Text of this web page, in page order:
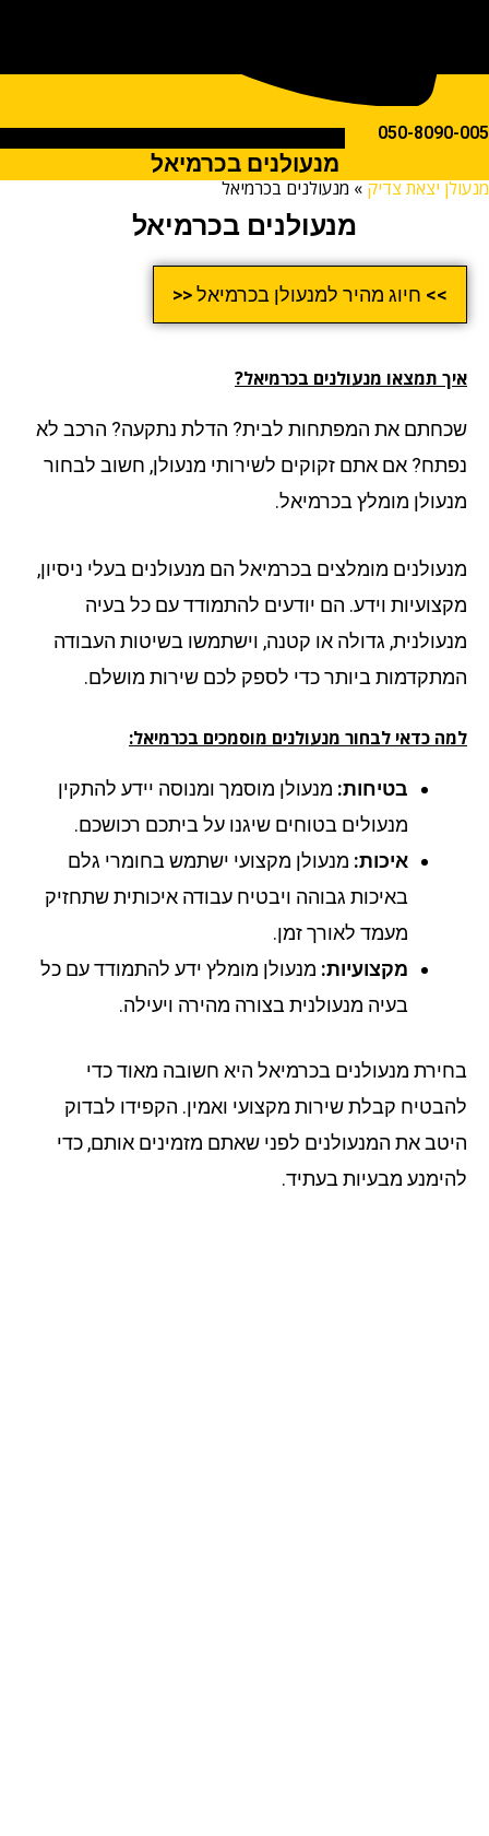
050-
מנעולנים בכרמיאל
יצאת צדיק»מנעולנים בכרמיאל
מנעולנים בכרמיאל
>> חיוג מהיר למנעולן בכרמיאל <<
תמצאו מנעולנים בכרמיאל?
את המפתחות לבית? הדלת נתקעה? הרכב לא
אם אתם זקוקים לשירותי מנעולן, חשוב לבחור
מומלץ בכרמיאל.
מומלצים בכרמיאל הם מנעולנים בעלי ניסיון,
וידע. הם יודעים להתמודד עם כל בעיה
גדולה או קטנה, וישתמשו בשיטות העבודה
ביותר כדי לספק לכם שירות מושלם.
כדאי לבחור מנעולנים מוסמכים בכרמיאל:
בטיחות:מנעולן מוסמך ומנוסה יידע להתקין
מנעולים בטוחים שיגנו על ביתכם רכושכם.
איכות:מנעולן מקצועי ישתמש בחומרי גלם
באיכות גבוהה ויבטיח עבודה איכותית שתחזיק
מעמד לאורך זמן.
מקצועיות:מנעולן מומלץ ידע להתמודד עם כל
בעיה מנעולנית בצורה מהירה ויעילה.
מנעולנים בכרמיאל היא חשובה מאוד כדי
קבלת שירות מקצועי ואמין. הקפידו לבדוק
את המנעולנים לפני שאתם מזמינים אותם, כדי
מבעיות בעתיד.